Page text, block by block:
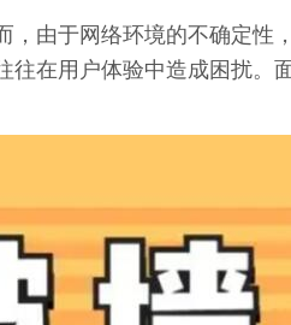
由于网络环境的不确定性
在用户体验中造成困扰。